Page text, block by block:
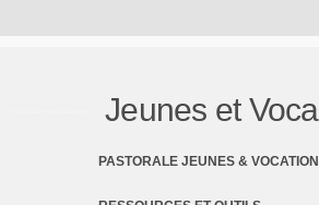
Jeunes et
PASTORALE JEUNES &